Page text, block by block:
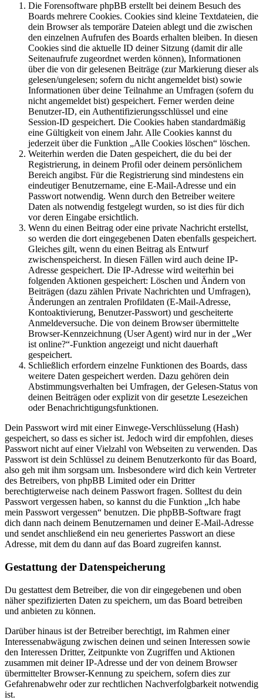
Die Forensoftware phpBB erstellt bei deinem Besuch des
Boards mehrere Cookies. Cookies sind kleine Textdateien, die
dein Browser als temporäre Dateien ablegt und die zwischen
den einzelnen Aufrufen des Boards erhalten bleiben. In diesen
Cookies sind die aktuelle ID deiner Sitzung (damit dir alle
Seitenaufrufe zugeordnet werden können), Informationen
über die von dir gelesenen Beiträge (zur Markierung dieser als
gelesen/ungelesen; sofern du nicht angemeldet bist) sowie
Informationen über deine Teilnahme an Umfragen (sofern du
nicht angemeldet bist) gespeichert. Ferner werden deine
Benutzer-ID, ein Authentifizierungsschlüssel und eine
Session-ID gespeichert. Die Cookies haben standardmäßig
eine Gültigkeit von einem Jahr. Alle Cookies kannst du
jederzeit über die Funktion „Alle Cookies löschen“ löschen.
Weiterhin werden die Daten gespeichert, die du bei der
Registrierung, in deinem Profil oder deinem persönlichem
Bereich angibst. Für die Registrierung sind mindestens ein
eindeutiger Benutzername, eine E-Mail-Adresse und ein
Passwort notwendig. Wenn durch den Betreiber weitere
Daten als notwendig festgelegt wurden, so ist dies für dich
vor deren Eingabe ersichtlich.
Wenn du einen Beitrag oder eine private Nachricht erstellst,
so werden die dort eingegebenen Daten ebenfalls gespeichert.
Gleiches gilt, wenn du einen Beitrag als Entwurf
zwischenspeicherst. In diesen Fällen wird auch deine IP-
Adresse gespeichert. Die IP-Adresse wird weiterhin bei
folgenden Aktionen gespeichert: Löschen und Ändern von
Beiträgen (dazu zählen Private Nachrichten und Umfragen),
Änderungen an zentralen Profildaten (E-Mail-Adresse,
Kontoaktivierung, Benutzer-Passwort) und gescheiterte
Anmeldeversuche. Die von deinem Browser übermittelte
Browser-Kennzeichnung (User Agent) wird nur in der „Wer
ist online?“-Funktion angezeigt und nicht dauerhaft
gespeichert.
Schließlich erfordern einzelne Funktionen des Boards, dass
weitere Daten gespeichert werden. Dazu gehören dein
Abstimmungsverhalten bei Umfragen, der Gelesen-Status von
deinen Beiträgen oder explizit von dir gesetzte Lesezeichen
oder Benachrichtigungsfunktionen.
Dein Passwort wird mit einer Einwege-Verschlüsselung (Hash)
gespeichert, so dass es sicher ist. Jedoch wird dir empfohlen, dieses
Passwort nicht auf einer Vielzahl von Webseiten zu verwenden. Das
Passwort ist dein Schlüssel zu deinem Benutzerkonto für das Board,
also geh mit ihm sorgsam um. Insbesondere wird dich kein Vertreter
des Betreibers, von phpBB Limited oder ein Dritter
berechtigterweise nach deinem Passwort fragen. Solltest du dein
Passwort vergessen haben, so kannst du die Funktion „Ich habe
mein Passwort vergessen“ benutzen. Die phpBB-Software fragt
dich dann nach deinem Benutzernamen und deiner E-Mail-Adresse
und sendet anschließend ein neu generiertes Passwort an diese
Adresse, mit dem du dann auf das Board zugreifen kannst.
Gestattung der Datenspeicherung
Du gestattest dem Betreiber, die von dir eingegebenen und oben
näher spezifizierten Daten zu speichern, um das Board betreiben
und anbieten zu können.
Darüber hinaus ist der Betreiber berechtigt, im Rahmen einer
Interessenabwägung zwischen deinen und seinen Interessen sowie
den Interessen Dritter, Zeitpunkte von Zugriffen und Aktionen
zusammen mit deiner IP-Adresse und der von deinem Browser
übermittelter Browser-Kennung zu speichern, sofern dies zur
Gefahrenabwehr oder zur rechtlichen Nachverfolgbarkeit notwendig
ist.